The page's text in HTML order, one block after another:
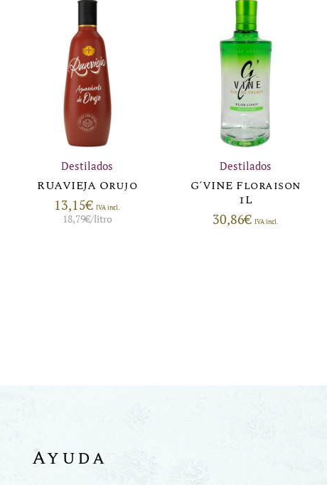
Destilados
RUAVIEJA Orujo
13,15€ IVA incl.
18,79€/litro
Destilados
G´VINE Floraison
1L
30,86€ IVA incl.
Ayuda